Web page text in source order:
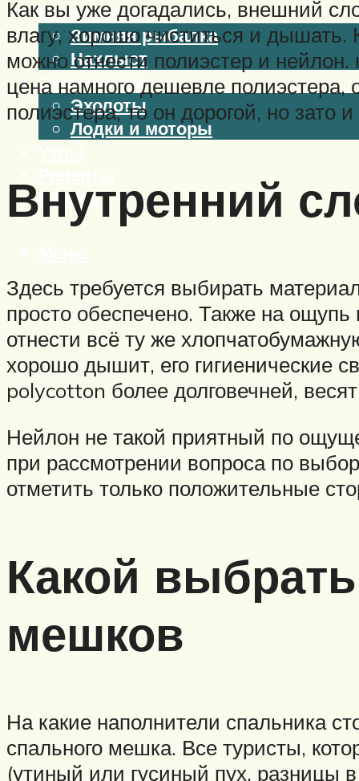
Виды ловли
Зимняя рыбалка
Нахлыст
Снаряжение
Эхолоты
Лодки и моторы
Разное
Как вы уже догадались, внешний
влагу, хорошо чиститься и
можно отнести полиэстер и нейлон.
цена намного дешевле
полиэстера, то он дорогой, но зато
Внутренний
Здесь требуется выбирать
просто обеспечено. Также на
отнести всё ту же
хорошо дышит, его гигиенические
polycotton более долговечней,
Нейлон не такой приятный по
при рассмотрении вопроса по
отметить только положительные
Какой
мешков
На какие наполнители спальника
спального мешка. Все туристы,
(утиный или гусиный пух, разницы